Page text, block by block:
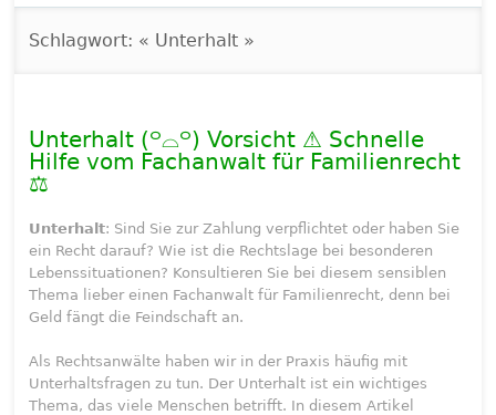
Schlagwort: « Unterhalt »
Unterhalt (꒪⌓꒪) Vorsicht ⚠️ Schnelle
Hilfe vom Fachanwalt für Familienrecht
⚖️
Unterhalt: Sind Sie zur Zahlung verpflichtet oder haben Sie
ein Recht darauf? Wie ist die Rechtslage bei besonderen
Lebenssituationen? Konsultieren Sie bei diesem sensiblen
Thema lieber einen Fachanwalt für Familienrecht, denn bei
Geld fängt die Feindschaft an.
Als Rechtsanwälte haben wir in der Praxis häufig mit
Unterhaltsfragen zu tun. Der Unterhalt ist ein wichtiges
Thema, das viele Menschen betrifft. In diesem Artikel